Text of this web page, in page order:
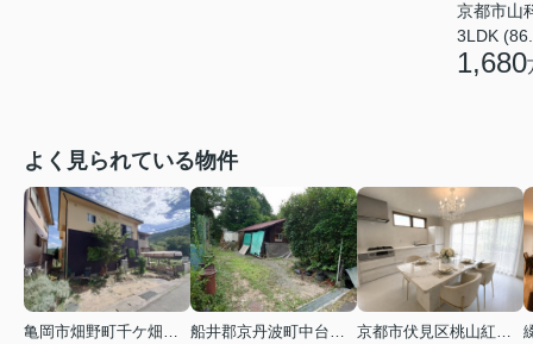
京都市山
3LDK
1,680
よく見られている物件
亀岡市畑野町千ケ畑高橋
船井郡京丹波町中台土橋
京都市伏見区桃山紅雪町